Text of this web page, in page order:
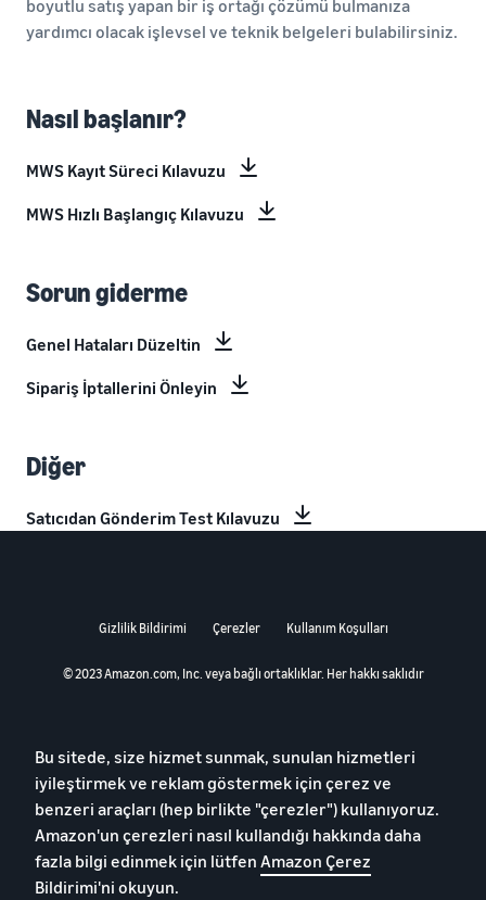
boyutlu satış yapan bir iş ortağı çözümü bulmanıza
yardımcı olacak işlevsel ve teknik belgeleri bulabilirsiniz.
Nasıl başlanır?
MWS Kayıt Süreci Kılavuzu
MWS Hızlı Başlangıç Kılavuzu
Sorun giderme
Genel Hataları Düzeltin
Sipariş İptallerini Önleyin
Diğer
Satıcıdan Gönderim Test Kılavuzu
Gizlilik Bildirimi Çerezler Kullanım Koşulları
© 2023 Amazon.com, Inc. veya bağlı ortaklıklar. Her hakkı saklıdır
Bu sitede, size hizmet sunmak, sunulan hizmetleri
iyileştirmek ve reklam göstermek için çerez ve
benzeri araçları (hep birlikte "çerezler") kullanıyoruz.
Amazon'un çerezleri nasıl kullandığı hakkında daha
fazla bilgi edinmek için lütfen Amazon Çerez
Bildirimi'ni okuyun.